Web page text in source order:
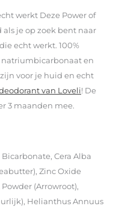
werkt Deze Power of
je op zoek bent naar
echt werkt. 100%
natriumbicarbonaat en
voor je huid en echt
van Loveli! De
3 maanden mee.
Cera Alba
Zinc Oxide
(Arrowroot),
Helianthus Annuus